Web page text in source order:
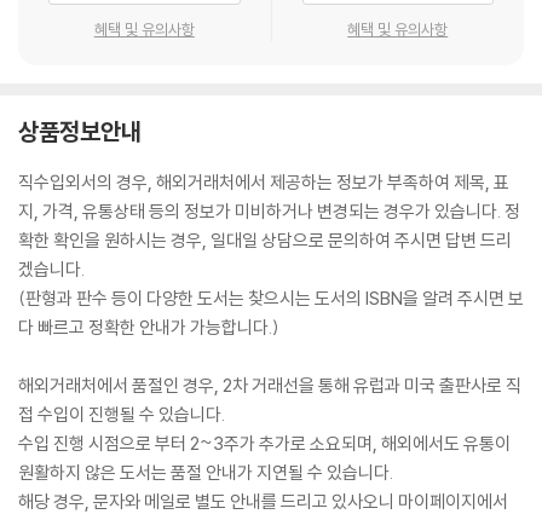
혜택 및 유의사항 혜택 및 유의사항
상품정보안내
직수입외서의 경우, 해외거래처에서 제공하는 정보가 부족하여 제목, 표
지, 가격, 유통상태 등의 정보가 미비하거나 변경되는 경우가 있습니다. 정
확한 확인을 원하시는 경우, 일대일 상담으로 문의하여 주시면 답변 드리
겠습니다.
(판형과 판수 등이 다양한 도서는 찾으시는 도서의 ISBN을 알려 주시면 보
다 빠르고 정확한 안내가 가능합니다.)
해외거래처에서 품절인 경우, 2차 거래선을 통해 유럽과 미국 출판사로 직
접 수입이 진행될 수 있습니다.
수입 진행 시점으로 부터 2~3주가 추가로 소요되며, 해외에서도 유통이
원활하지 않은 도서는 품절 안내가 지연될 수 있습니다.
해당 경우, 문자와 메일로 별도 안내를 드리고 있사오니 마이페이지에서